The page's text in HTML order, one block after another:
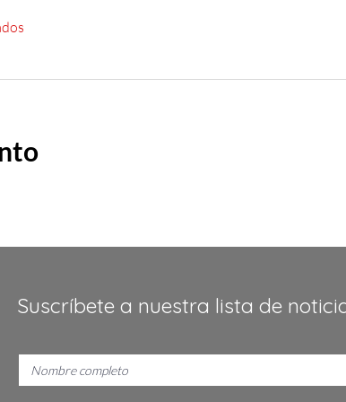
Suscríbete a nuestra lista de